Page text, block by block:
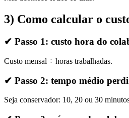
3) Como calcular o
✔ Passo 1: custo hora do
Custo mensal ÷ horas trabalhadas.
✔ Passo 2: tempo médio
Seja conservador: 10, 20 ou 30